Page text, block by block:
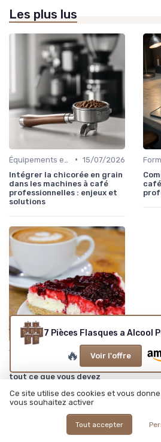
Les plus lus
• 15/07/2026
Intégrer la chicorée en grain
dans les machines à café
professionnelles : enjeux et
solutions
•
12/06/2025
Café de paris mousseux :
tout ce que vous devez
À lire aussi
🔥 Voir l'offre
Ce site utilise des cookies et vous
vous souhaitez activer
Tout accepter